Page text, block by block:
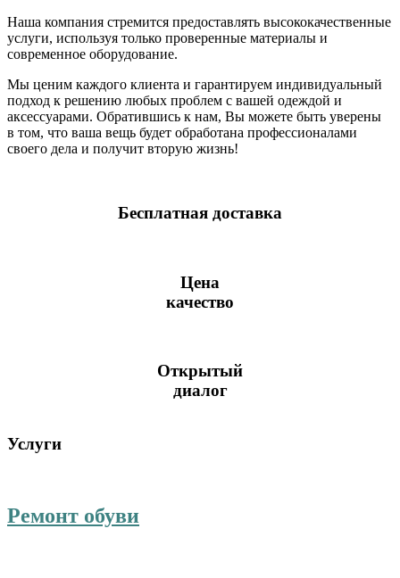
Наша компания стремится предоставлять высококачественные
услуги, используя только проверенные материалы и
современное оборудование.
Мы ценим каждого клиента и гарантируем индивидуальный
подход к решению любых проблем с вашей одеждой и
аксессуарами. Обратившись к нам, Вы можете быть уверены
в том, что ваша вещь будет обработана профессионалами
своего дела и получит вторую жизнь!
Бесплатная доставка
Цена
качество
Открытый
диалог
Услуги
Ремонт обуви